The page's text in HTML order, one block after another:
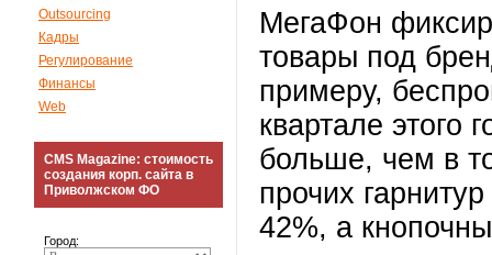
Outsourcing
Кадры
Регулирование
Финансы
Web
CMS Magazine: стоимость
создания корп. сайта в
Приволжском ФО
Город:
МегаФон
товары под
примеру,
квартале этого
больше, чем в
прочих
42%, а